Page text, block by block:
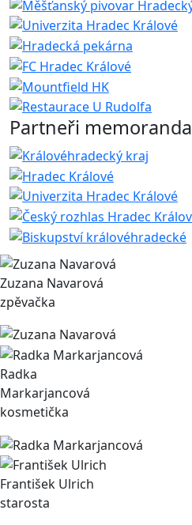
Partneři memoranda
Zuzana Navarová
zpěvačka
Radka
Markarjancová
kosmetička
František Ulrich
starosta